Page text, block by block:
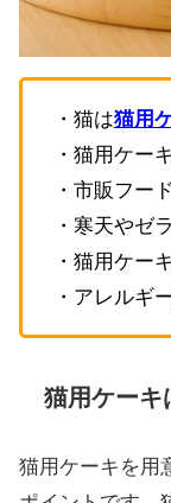
・猫は猫用
・猫用ケー
・市販フー
・寒天やゼ
・猫用ケー
・アレルギ
猫用ケーキ
猫用ケーキを用